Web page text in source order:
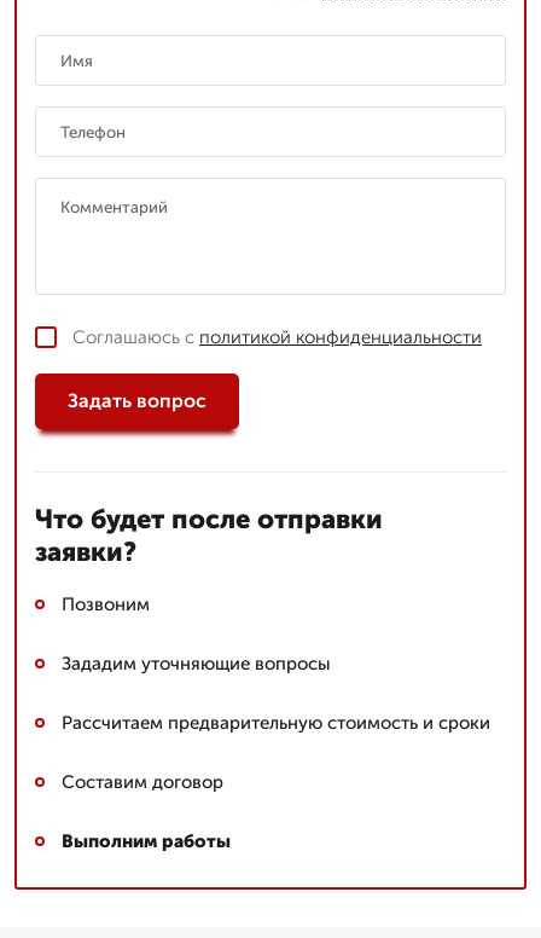
Соглашаюсь с политикой конфиденциальности
Задать вопрос
Что будет после отправки
заявки?
Позвоним
Зададим уточняющие вопросы
Рассчитаем предварительную стоимость и сроки
Составим договор
Выполним работы